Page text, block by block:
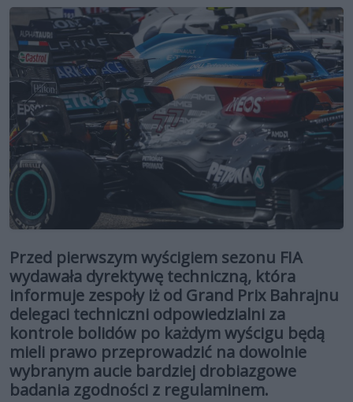
Przed pierwszym wyścigiem sezonu FIA
wydawała dyrektywę techniczną, która
informuje zespoły iż od Grand Prix Bahrajnu
delegaci techniczni odpowiedzialni za
kontrole bolidów po każdym wyścigu będą
mieli prawo przeprowadzić na dowolnie
wybranym aucie bardziej drobiazgowe
badania zgodności z regulaminem.